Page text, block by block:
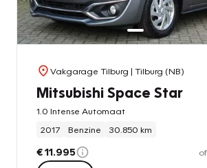
Vakgarage Tilburg | Tilburg (NB)
Mitsubishi Space Star
1.0 Intense Automaat
2017
Benzine 30.850 km
€ 11.995